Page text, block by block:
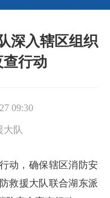
深入辖区组织
行动
09:30
大队
动，确保辖区消防安
救援大队联合湖东派